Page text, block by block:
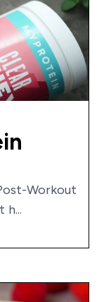
Workout
h...